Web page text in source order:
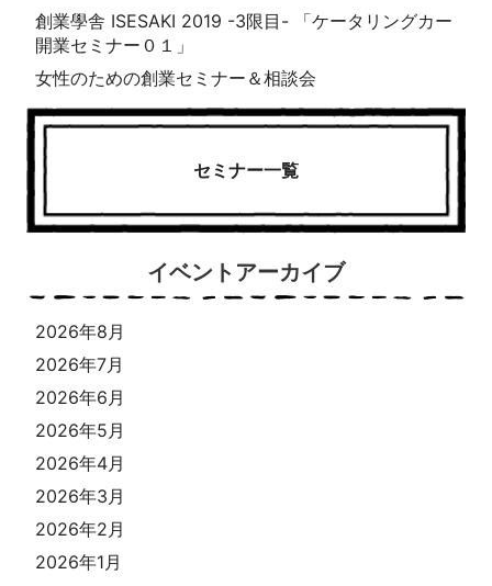
創業學舎 ISESAKI 2019 -3限目- 「ケータリングカー
開業セミナー０１」
女性のための創業セミナー＆相談会
セミナー一覧
イベントアーカイブ
2026年8月
2026年7月
2026年6月
2026年5月
2026年4月
2026年3月
2026年2月
2026年1月